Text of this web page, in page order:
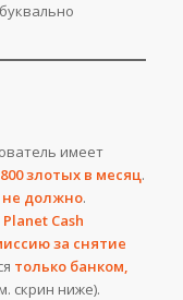
имеет
злотых в месяц.
не должно.
Planet Cash
за снятие
только банком,
скрин ниже).